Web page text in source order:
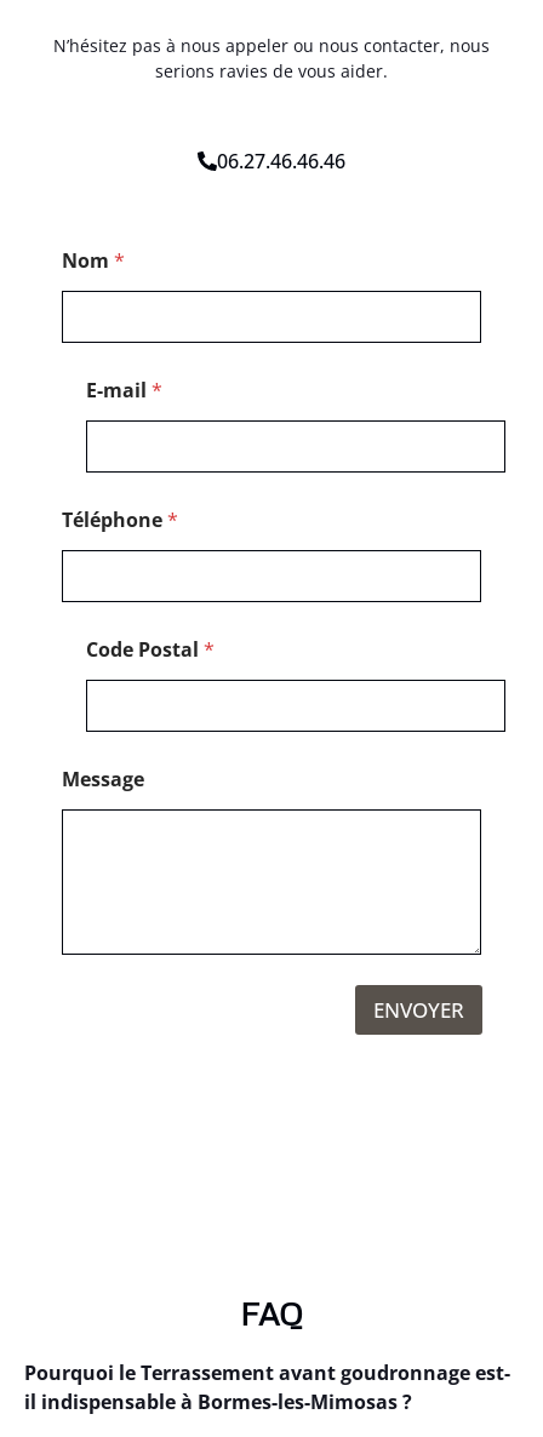
N’hésitez pas à nous appeler ou nous contacter, nous
serions ravies de vous aider.
06.27.46.46.46
N
o
Nom *
E-mail *
Téléphone*
Code Postal *
Message
ENVOYER
FAQ
Pourquoi le Terrassement avant goudronnage est-
il indispensable à Bormes-les-Mimosas ?